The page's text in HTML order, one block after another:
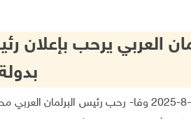
العربي يرحب بإعلان
القاهرة 11-8-2025 وفا- رحب رئيس